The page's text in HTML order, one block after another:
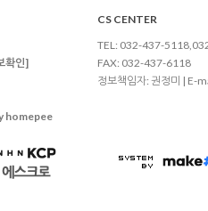
확인]
homepee
CS CENTER
TEL: 032-437-
FAX: 032-437-6118
정보책임자: 권정미 | E-